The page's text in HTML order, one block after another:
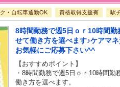
・自転車通勤OK 資格取得支援有 駅
8時間勤務で週5日ｏｒ10時間
せて働き方を選べます♪ケアマ
お気軽にご応募下さい^^
【おすすめポイント】
・8時間勤務で週5日ｏｒ10時間
働き方を選べます。